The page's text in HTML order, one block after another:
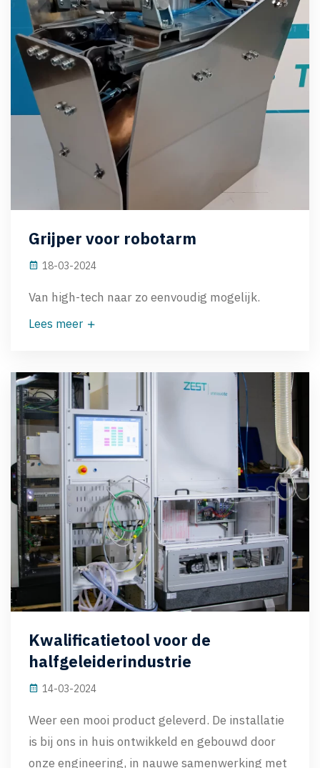
Grijper voor robotarm
18-03-2024
Van high-tech naar zo eenvoudig mogelijk.
Lees meer
Kwalificatietool voor de
halfgeleiderindustrie
14-03-2024
Weer een mooi product geleverd. De installatie
is bij ons in huis ontwikkeld en gebouwd door
onze engineering, in nauwe samenwerking met